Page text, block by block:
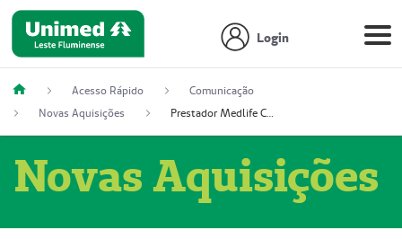
Login
Acesso Rápido
Comunicação
Novas Aquisições
Prestador Medlife Consultas e Diagnósticos (51004334-2)
Novas Aquisições